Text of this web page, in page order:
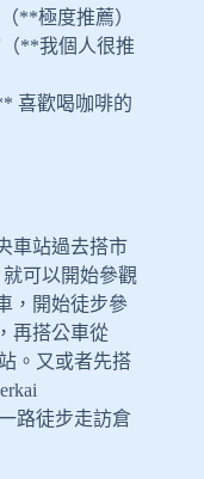
**極度推薦）
（**我個人很推
喜歡喝咖啡的
車站過去搭市
可以開始參觀
，開始徒步參
再搭公車從
。又或者先搭
路徒步走訪倉